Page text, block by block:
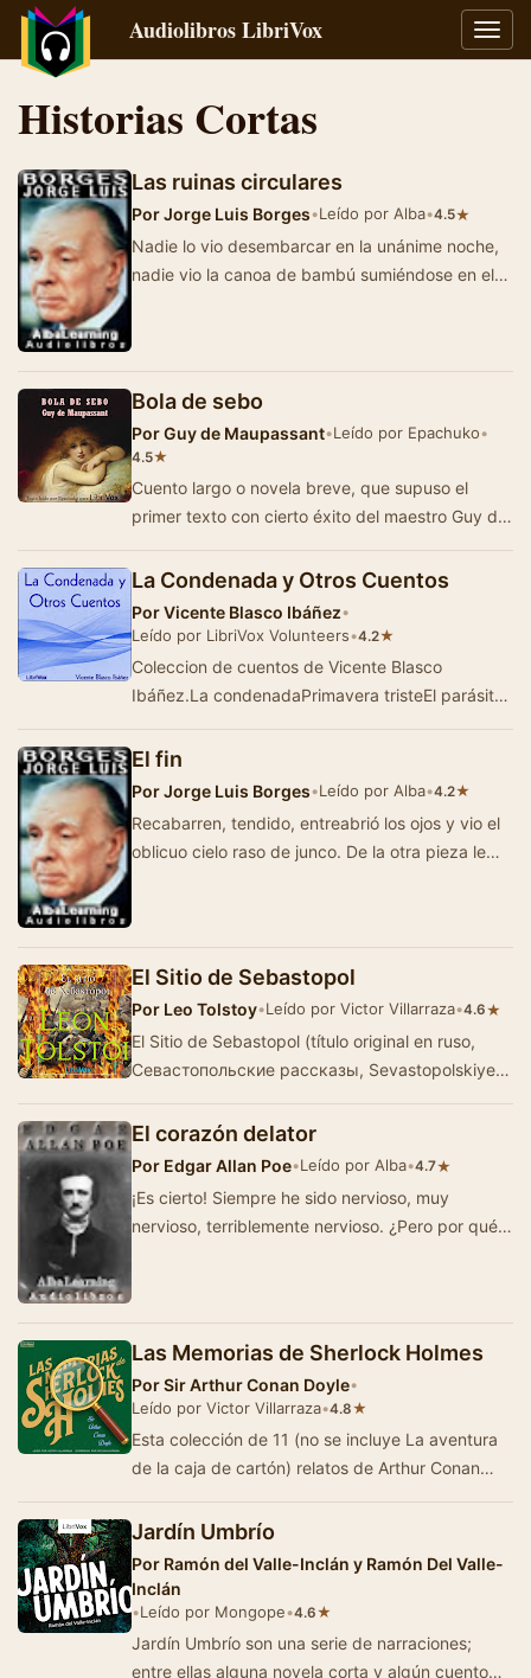
Audiolibros LibriVox
Historias Cortas
Las ruinas circulares
PorJorge Luis Borges•Leído por Alba•4.5★
Nadie lo vio desembarcar en la unánime noche,
nadie vio la canoa de bambú sumiéndose en el
Bola de sebo
PorGuy de Maupassant•Leído por Epachuko•
4.5★
Cuento largo o novela breve, que supuso el
primer texto con cierto éxito del maestro Guy de
La Condenada y Otros Cuentos
PorVicente Blasco Ibáñez•
Leído por LibriVox Volunteers•4.2★
Coleccion de cuentos de Vicente Blasco
Ibáñez.La condenadaPrimavera tristeEl parásito
El fin
PorJorge Luis Borges•Leído por Alba•4.2★
Recabarren, tendido, entreabrió los ojos y vio el
oblicuo cielo raso de junco. De la otra pieza le
El Sitio de Sebastopol
Por Leo Tolstoy•Leído por Victor Villarraza•4.6★
El Sitio de Sebastopol (título original en ruso,
Севастопольские рассказы, Sevastopolskiye
El corazón delator
Por Edgar Allan Poe•Leído por Alba•4.7★
¡Es cierto! Siempre he sido nervioso, muy
nervioso, terriblemente nervioso. ¿Pero por qué
Las Memorias de Sherlock Holmes
PorSir Arthur Conan Doyle•
Leído por Victor Villarraza•4.8★
Esta colección de 11 (no se incluye La aventura
de la caja de cartón) relatos de Arthur Conan
Jardín Umbrío
Por Ramón del Valle-Inclán y Ramón Del Valle-
Inclán
•Leído por Mongope•4.6★
Jardín Umbrío son una serie de narraciones;
entre ellas alguna novela corta y algún cuento